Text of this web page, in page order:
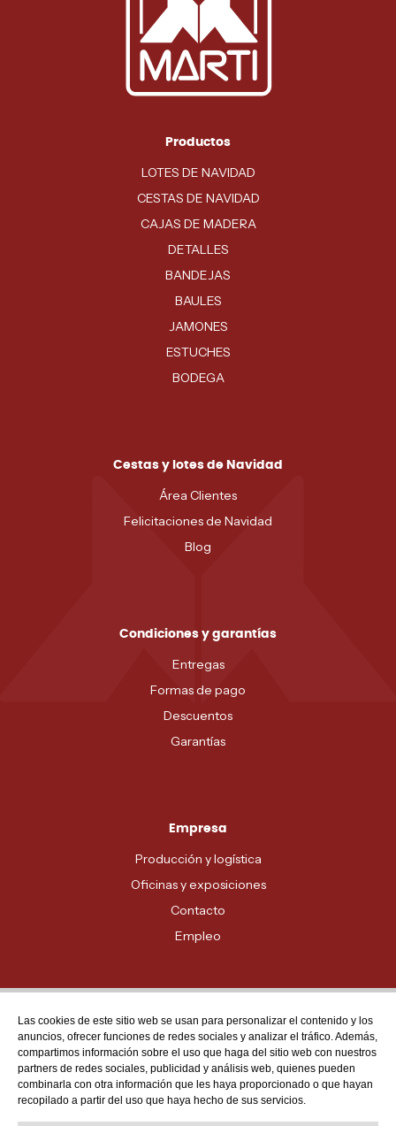
Productos
LOTES DE NAVIDAD
CESTAS DE NAVIDAD
CAJAS DE MADERA
DETALLES
BANDEJAS
BAULES
JAMONES
ESTUCHES
BODEGA
Cestas y lotes de Navidad
Área Clientes
Felicitaciones de Navidad
Blog
Condiciones y garantías
Entregas
Formas de pago
Descuentos
Garantías
Empresa
Producción y logística
Oficinas y exposiciones
Contacto
Empleo
Atención al cliente
MADRID - 91 678 70 70
BARCELONA - 93 635 28 28
VALENCIA - 96 159 71 61
Las cookies de este sitio web se usan para personalizar el contenido y los
anuncios, ofrecer funciones de redes sociales y analizar el tráfico. Además,
compartimos información sobre el uso que haga del sitio web con nuestros
partners de redes sociales, publicidad y análisis web, quienes pueden
combinarla con otra información que les haya proporcionado o que hayan
recopilado a partir del uso que haya hecho de sus servicios.